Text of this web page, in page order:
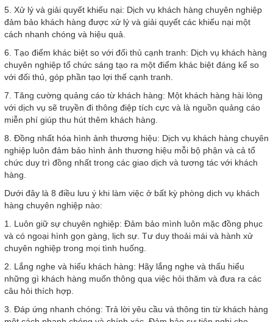
5. Xử lý và giải quyết khiếu nại: Dịch vụ khách hàng chuyên nghiệp
đảm bảo khách hàng được xử lý và giải quyết các khiếu nại một
cách nhanh chóng và hiệu quả.
6. Tạo điểm khác biệt so với đối thủ cạnh tranh: Dịch vụ khách hàng
chuyên nghiệp tổ chức sáng tạo ra một điểm khác biệt đáng kể so
với đối thủ, góp phần tạo lợi thế cạnh tranh.
7. Tăng cường quảng cáo từ khách hàng: Một khách hàng hài lòng
với dịch vụ sẽ truyền đi thông điệp tích cực và là nguồn quảng cáo
miễn phí giúp thu hút thêm khách hàng.
8. Đồng nhất hóa hình ảnh thương hiệu: Dịch vụ khách hàng chuyên
nghiệp luôn đảm bảo hình ảnh thương hiệu mỗi bộ phận và cả tổ
chức duy trì đồng nhất trong các giao dịch và tương tác với khách
hàng.
Dưới đây là 8 điều lưu ý khi làm việc ở bất kỳ phòng dịch vụ khách
hàng chuyên nghiệp nào:
1. Luôn giữ sự chuyên nghiệp: Đảm bảo mình luôn mặc đồng phục
và có ngoại hình gọn gàng, lịch sự. Tư duy thoải mái và hành xử
chuyên nghiệp trong mọi tình huống.
2. Lắng nghe và hiểu khách hàng: Hãy lắng nghe và thấu hiểu
những gì khách hàng muốn thông qua việc hỏi thăm và đưa ra các
câu hỏi thích hợp.
3. Đáp ứng nhanh chóng: Trả lời yêu cầu và thông tin từ khách hàng